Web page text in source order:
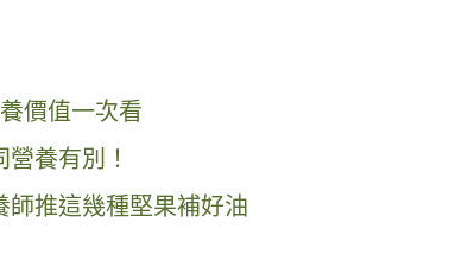
價值一次看
養有別！
師推這幾種堅果補好油